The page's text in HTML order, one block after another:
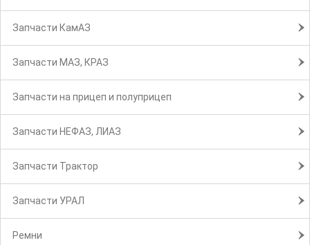
Запчасти КамАЗ
Запчасти МАЗ, КРАЗ
Запчасти на прицеп и полуприцеп
Запчасти НЕФАЗ, ЛИАЗ
Запчасти Трактор
Запчасти УРАЛ
Ремни